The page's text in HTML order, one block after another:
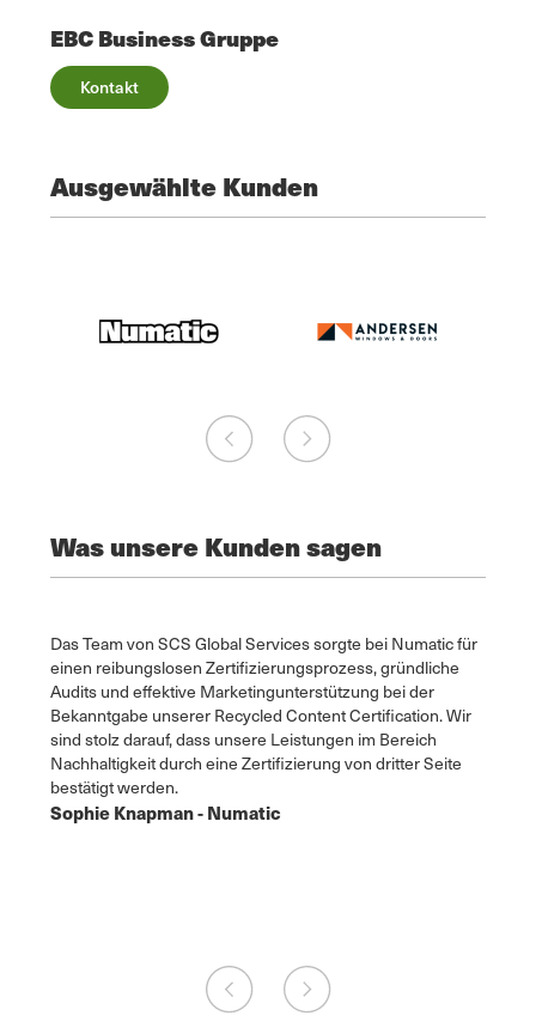
EBC Business Gruppe
Kontakt
Ausgewählte Kunden
Was unsere Kunden sagen
Das Team von SCS Global Services sorgte bei Numatic für
einen reibungslosen Zertifizierungsprozess, gründliche
Audits und effektive Marketingunterstützung bei der
Bekanntgabe unserer Recycled Content Certification. Wir
sind stolz darauf, dass unsere Leistungen im Bereich
Nachhaltigkeit durch eine Zertifizierung von dritter Seite
bestätigt werden.
Sophie Knapman - Numatic